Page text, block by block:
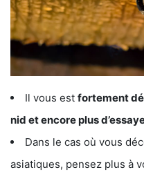
Il vous est fortement
nid et encore plus
Dans le cas où vous
asiatiques, pensez plus à